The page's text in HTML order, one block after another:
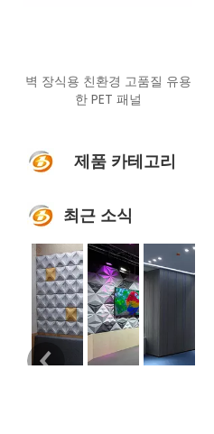
벽 장식용 친환경 고품질 유용
한 PET 패널
제품 카테고리
최근 소식